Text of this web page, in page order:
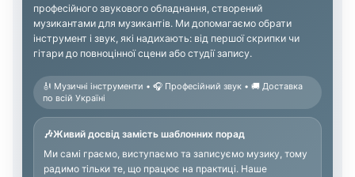
професійного звукового обладнання, створений
музикантами для музикантів. Ми допомагаємо обрати
інструмент і звук, які надихають: від першої скрипки чи
гітари до повноцінної сцени або студії запису.
🎻 Музичні інструменти • 🎧 Професійний звук • 🚚 Доставка
по всій Україні
🎶Живий досвід замість шаблонних порад
Ми самі граємо, виступаємо та записуємо музику, тому
радимо тільки те, що працює на практиці. Наше